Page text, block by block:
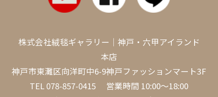
株式会社絨毯ギャラリー｜神戸・六甲アイランド
本店
神戸市東灘区向洋町中6-9神戸ファッションマート3F
TEL 078-857-0415 営業時間 10:00～18:00